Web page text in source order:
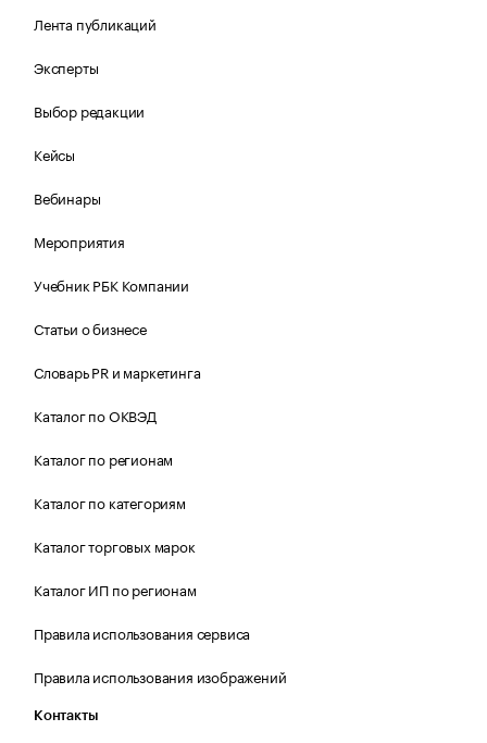
Лента публикаций
Эксперты
Выбор редакции
Кейсы
Вебинары
Мероприятия
Учебник РБК Компании
Статьи о бизнесе
Словарь PR и маркетинга
Каталог по ОКВЭД
Каталог по регионам
Каталог по категориям
Каталог торговых марок
Каталог ИП по регионам
Правила использования сервиса
Правила использования изображений
Контакты